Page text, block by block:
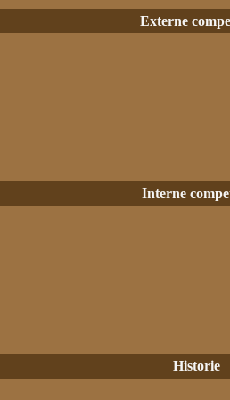
Externe
Interne
Historie